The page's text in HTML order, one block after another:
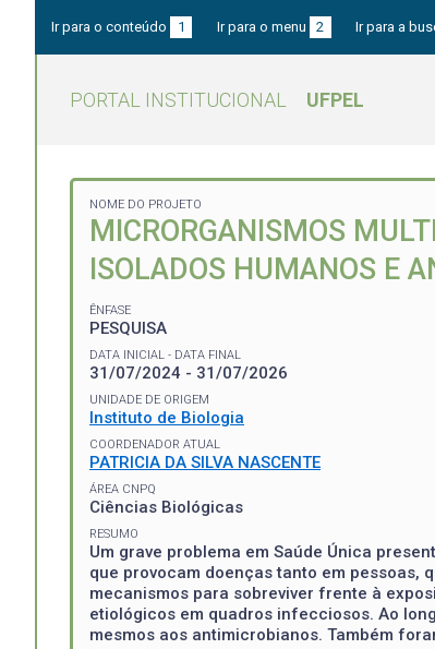
Ir para o conteúdo 1 Ir para o menu 2 Ir para a
PORTAL INSTITUCIONAL UFPEL
NOME DO PROJETO
MICRORGANISMOS
ISOLADOS HUMANOS E
ÊNFASE
PESQUISA
DATA INICIAL - DATA FINAL
31/07/2024 - 31/07/2026
UNIDADE DE ORIGEM
Instituto de Biologia
COORDENADOR ATUAL
PATRICIA DA SILVA NASCENTE
ÁREA CNPQ
Ciências Biológicas
RESUMO
Um grave problema em Saúde Única
que provocam doenças tanto em pessoas,
mecanismos para sobreviver frente à
etiológicos em quadros infecciosos. Ao
mesmos aos antimicrobianos. Também